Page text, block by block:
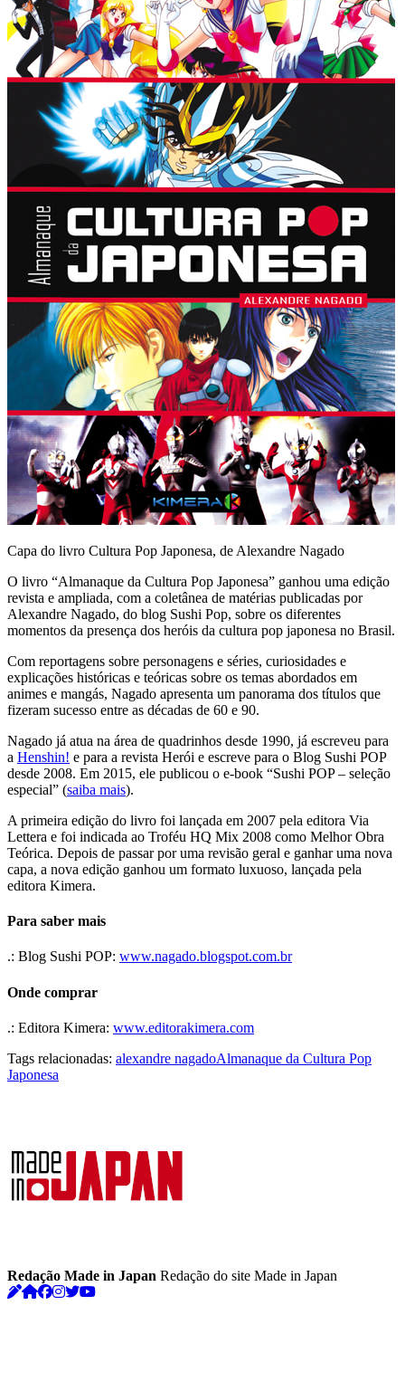
Capa do livro Cultura Pop Japonesa, de Alexandre Nagado
O livro “Almanaque da Cultura Pop Japonesa” ganhou uma edição
revista e ampliada, com a coletânea de matérias publicadas por
Alexandre Nagado, do blog Sushi Pop, sobre os diferentes
momentos da presença dos heróis da cultura pop japonesa no Brasil.
Com reportagens sobre personagens e séries, curiosidades e
explicações históricas e teóricas sobre os temas abordados em
animes e mangás, Nagado apresenta um panorama dos títulos que
fizeram sucesso entre as décadas de 60 e 90.
Nagado já atua na área de quadrinhos desde 1990, já escreveu para
a Henshin! e para a revista Herói e escreve para o Blog Sushi POP
desde 2008. Em 2015, ele publicou o e-book “Sushi POP – seleção
especial” (saiba mais).
A primeira edição do livro foi lançada em 2007 pela editora Via
Lettera e foi indicada ao Troféu HQ Mix 2008 como Melhor Obra
Teórica. Depois de passar por uma revisão geral e ganhar uma nova
capa, a nova edição ganhou um formato luxuoso, lançada pela
editora Kimera.
Para saber mais
.: Blog Sushi POP: www.nagado.blogspot.com.br
Onde comprar
.: Editora Kimera: www.editorakimera.com
Tags relacionadas: alexandre nagadoAlmanaque da Cultura Pop
Japonesa
Redação Made in Japan Redação do site Made in Japan